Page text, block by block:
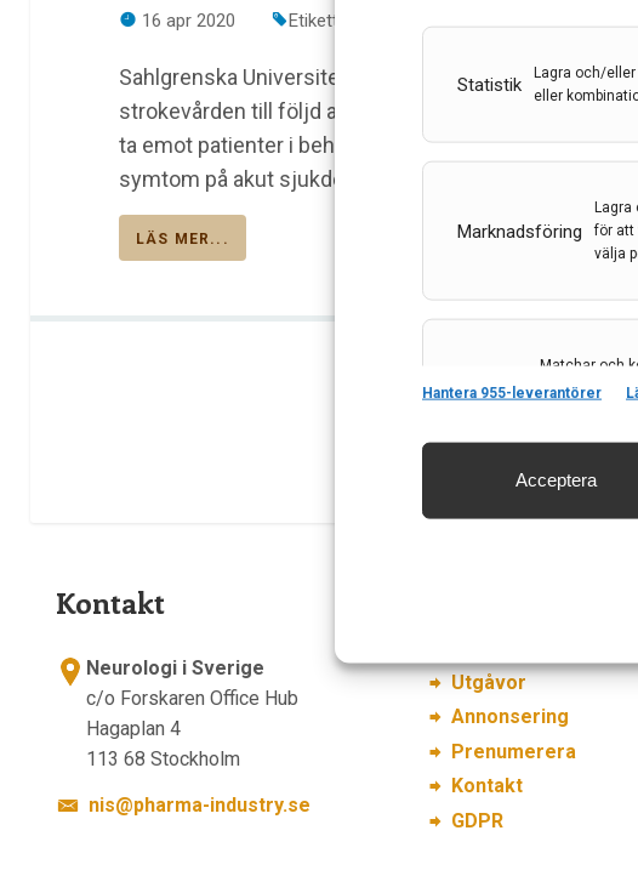
Statistik
Lagra och/
eller
Marknadsföring
för att
välja
Matchar och
baserat på
och innehåll, Spara och
Hantera 955-leverantörer
Acceptera
16 apr 2020 Etiketter:
Sahlgrenska Universitetssjukhuset har sett ett
strokevården till följd av utbrottet av det nya
ta emot patienter i behov av akut och livsnödvändig
symtom på akut sjukdom att söka vård.
LÄS MER...
Kontakt
Neurologi i Sverige
c/o Forskaren Office Hub
Hagaplan 4
113 68 Stockholm
nis@pharma-industry.se
Utgåvor
Annonsering
Prenumerera
Kontakt
GDPR